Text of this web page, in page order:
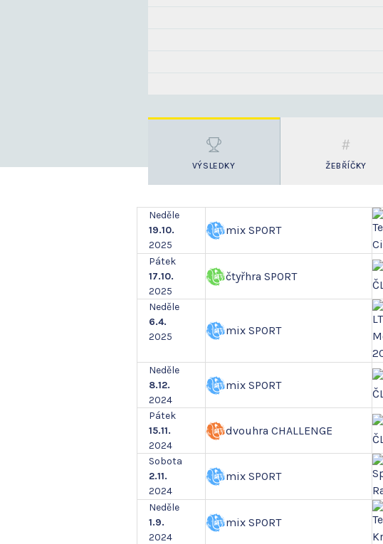
VÝSLEDKY ŽEBŘÍČKY
Neděle
19.10.
2025
mix SPORT
Pátek
17.10.
2025
čtyřhra SPORT
Neděle
6.4.
2025
mix SPORT
Neděle
8.12.
2024
mix SPORT
Pátek
15.11.
2024
dvouhra CHALLENGE
Sobota
2.11.
2024
mix SPORT
Neděle
1.9.
2024
mix SPORT